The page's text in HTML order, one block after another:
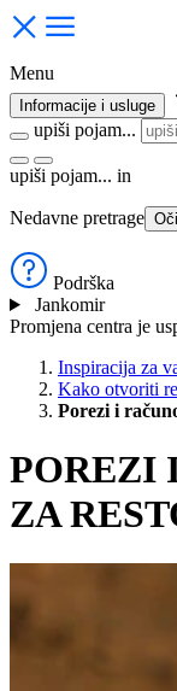
Menu
Informacije i usluge
upiši pojam...
upiši pojam... in
Nedavne pretrage
Podrška
Jankomir
Promjena centra je
Inspiracija za
Kako otvoriti
Porezi i
POREZI
ZA